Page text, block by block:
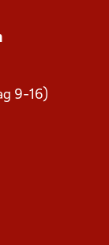
9-16)